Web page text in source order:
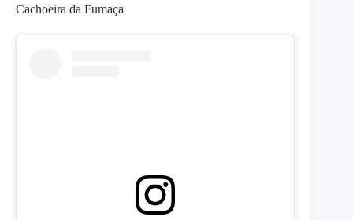
Cachoeira da Fumaça